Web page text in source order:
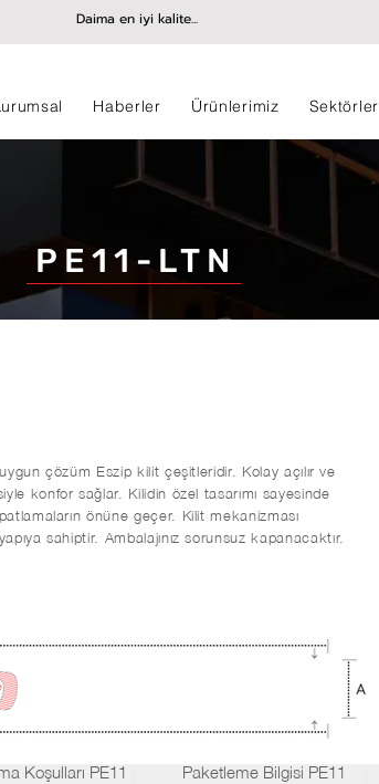
Daima en iyi kalite...
Haberler Ürünlerimiz Sektörler
PE11-LTN
çözüm Eszip kilit çeşitleridir. Kolay açılır ve
konfor sağlar. Kilidin özel tasarımı sayesinde
önüne geçer. Kilit mekanizması
sahiptir. Ambalajınız sorunsuz kapanacaktır.
Koşulları PE11 Paketleme Bilgisi PE11